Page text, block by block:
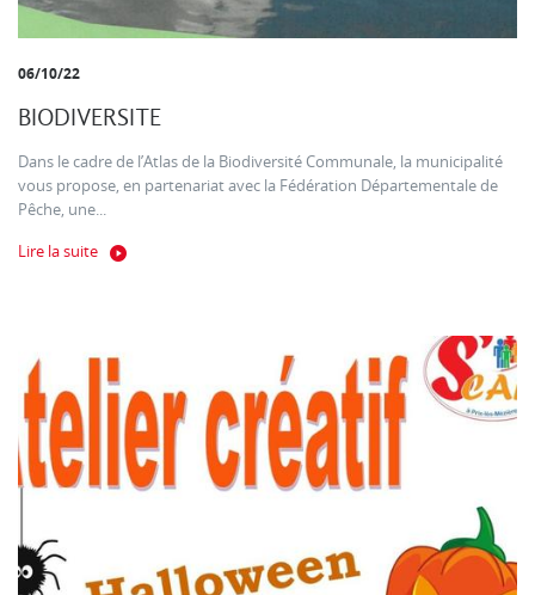
06/10/22
BIODIVERSITE
Dans le cadre de l’Atlas de la Biodiversité Communale, la municipalité
vous propose, en partenariat avec la Fédération Départementale de
Pêche, une...
Lire la suite